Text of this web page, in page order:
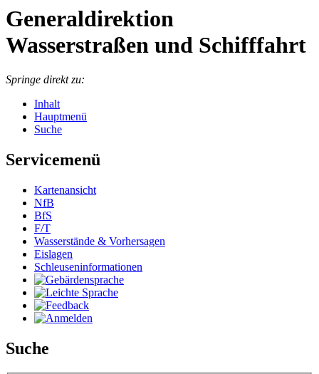
Generaldirektion
Wasserstraßen und Schifffahrt
Springe direkt zu:
Inhalt
Hauptmenü
Suche
Servicemenü
Kar­ten­an­sicht
NfB
BfS
F/T
Was­ser­stän­de & Vor­her­sa­gen
Eis­la­gen
Schleu­sen­in­for­ma­tio­nen
Suche